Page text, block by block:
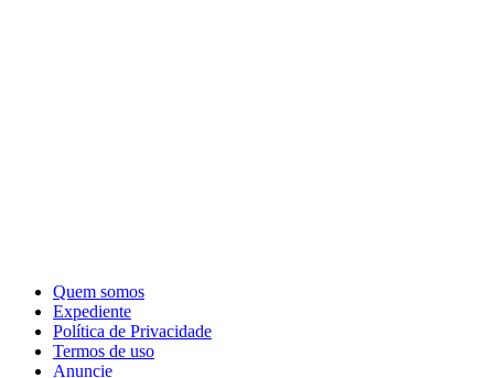
Quem somos
Expediente
Política de Privacidade
Termos de uso
Anuncie